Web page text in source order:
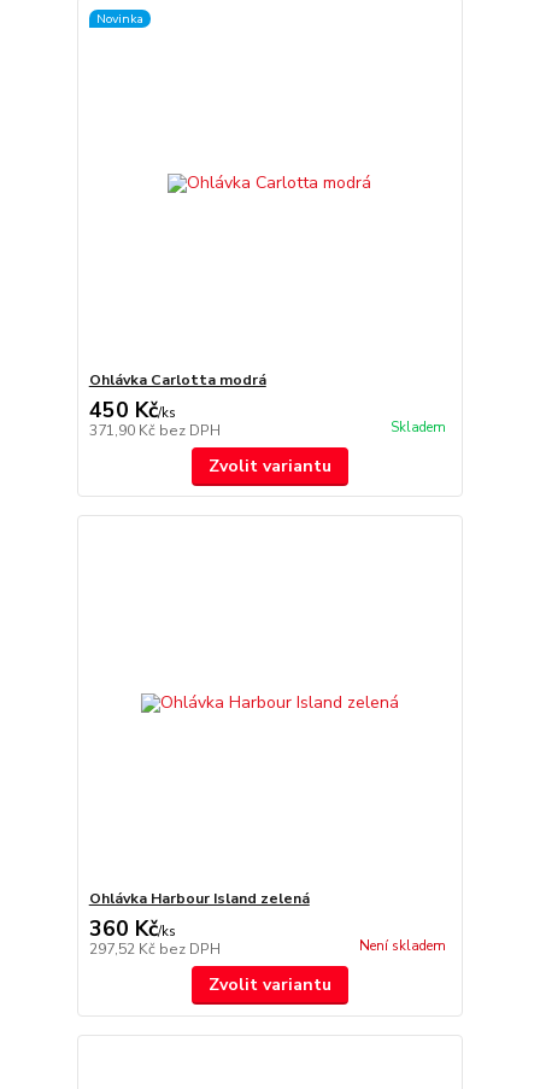
Novinka
Ohlávka Carlotta modrá
450 Kč/ks
371,90 Kč bez DPH Skladem
Zvolit variantu
Ohlávka Harbour Island zelená
360 Kč/ks
297,52 Kč bez DPH Není skladem
Zvolit variantu